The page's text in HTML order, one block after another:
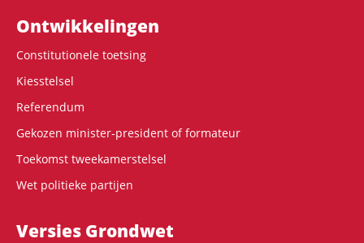
Ontwikke­lingen
Constitutionele toetsing
Kiesstelsel
Referendum
Gekozen minister-president of formateur
Toekomst tweekamerstelsel
Wet politieke partijen
Versies Grondwet